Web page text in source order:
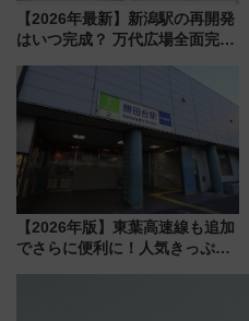
【2026年最新】新潟駅の再開発
はいつ完成？ 万代広場全面完成
開発、バスタ新潟構想まで徹底
解説！
【2026年版】東葉高速線も追加
でさらに便利に！人気きっぷ